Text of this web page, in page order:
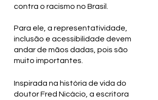
contra o racismo no Brasil.
Para ele, a representatividade,
inclusão e acessibilidade devem
andar de mãos dadas, pois são
muito importantes.
Inspirada na história de vida do
doutor Fred Nicácio, a escritora